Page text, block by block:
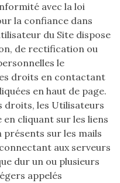
avec la loi
la confiance dans
du Site dispose
de rectification ou
le
droits en contactant
en haut de page.
droits, les Utilisateurs
cliquant sur les liens
sur les mails
aux serveurs
dur un ou plusieurs
appelés